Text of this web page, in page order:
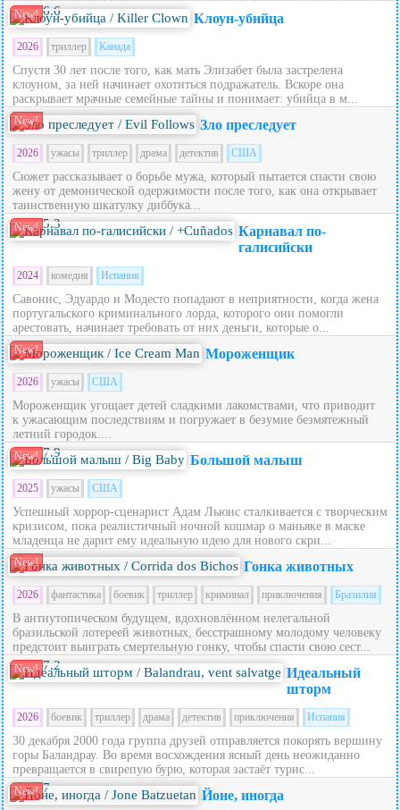
New! 6.6 Клоун-убийца
2026 триллер Канада
Спустя 30 лет после того, как мать Элизабет была застрелена
клоуном, за ней начинает охотиться подражатель. Вскоре она
раскрывает мрачные семейные тайны и понимает: убийца в м...
New! Зло преследует
2026 ужасы триллер драма детектив США
Сюжет рассказывает о борьбе мужа, который пытается спасти свою
жену от демонической одержимости после того, как она открывает
таинственную шкатулку диббука...
New! 5.3
Карнавал по-
галисийски
2024 комедия Испания
Савонис, Эдуардо и Модесто попадают в неприятности, когда жена
португальского криминального лорда, которого они помогли
арестовать, начинает требовать от них деньги, которые о...
New! Мороженщик
2026 ужасы США
Мороженщик угощает детей сладкими лакомствами, что приводит
к ужасающим последствиям и погружает в безумие безмятежный
летний городок....
New! 7.9 Большой малыш
2025 ужасы США
Успешный хоррор-сценарист Адам Льюис сталкивается с творческим
кризисом, пока реалистичный ночной кошмар о маньяке в маске
младенца не дарит ему идеальную идею для нового скри...
New! Гонка животных
2026 фантастика боевик триллер криминал приключения Бразилия
В антиутопическом будущем, вдохновлённом нелегальной
бразильской лотереей животных, бесстрашному молодому человеку
предстоит выиграть смертельную гонку, чтобы спасти свою сест...
New! 7.2
Идеальный
шторм
2026 боевик триллер драма детектив приключения Испания
30 декабря 2000 года группа друзей отправляется покорять вершину
горы Баландрау. Во время восхождения ясный день неожиданно
превращается в свирепую бурю, которая застаёт турис...
New! 7 Йоне, иногда